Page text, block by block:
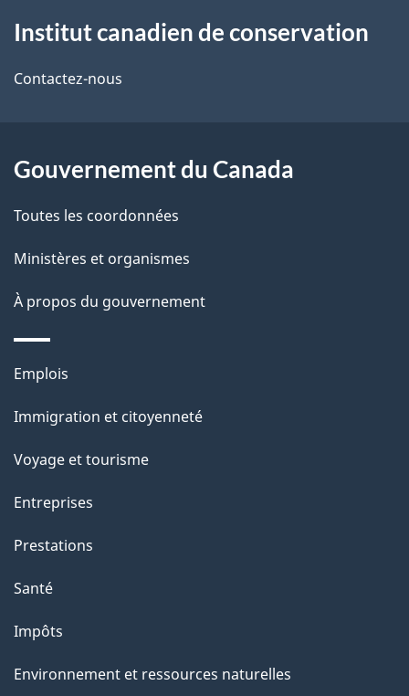
i
l
d
e
p
a
propos
de
site
Institut canadien de conservation
Contactez-nous
Gouvernement du Canada
Toutes les coordonnées
Ministères et organismes
À propos du gouvernement
Thèmes
sujets
Emplois
Immigration et citoyenneté
Voyage et tourisme
Entreprises
Prestations
Santé
Impôts
Environnement et ressources naturelles